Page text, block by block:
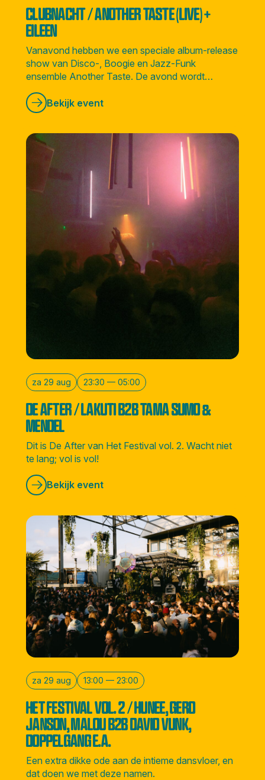
CLUBNACHT / ANOTHER TASTE (LIVE) +
EILEEN
Vanavond hebben we een speciale album-release
show van Disco-, Boogie en Jazz-Funk
ensemble Another Taste. De avond wordt
afgesloten door Amsterdamse soulvolle DJ
Eileen.Bekijk event
za 29 aug 23:30 — 05:00
DE AFTER / LAKUTI B2B TAMA SUMO &
MENDEL
Dit is De After van Het Festival vol. 2. Wacht niet
te lang; vol is vol!
Bekijk event
za 29 aug 13:00 — 23:00
HET FESTIVAL VOL. 2 / HUNEE, GERD
JANSON, MALOU B2B DAVID VUNK,
DOPPELGANG E.A.
Een extra dikke ode aan de intieme dansvloer, en
dat doen we met deze namen.